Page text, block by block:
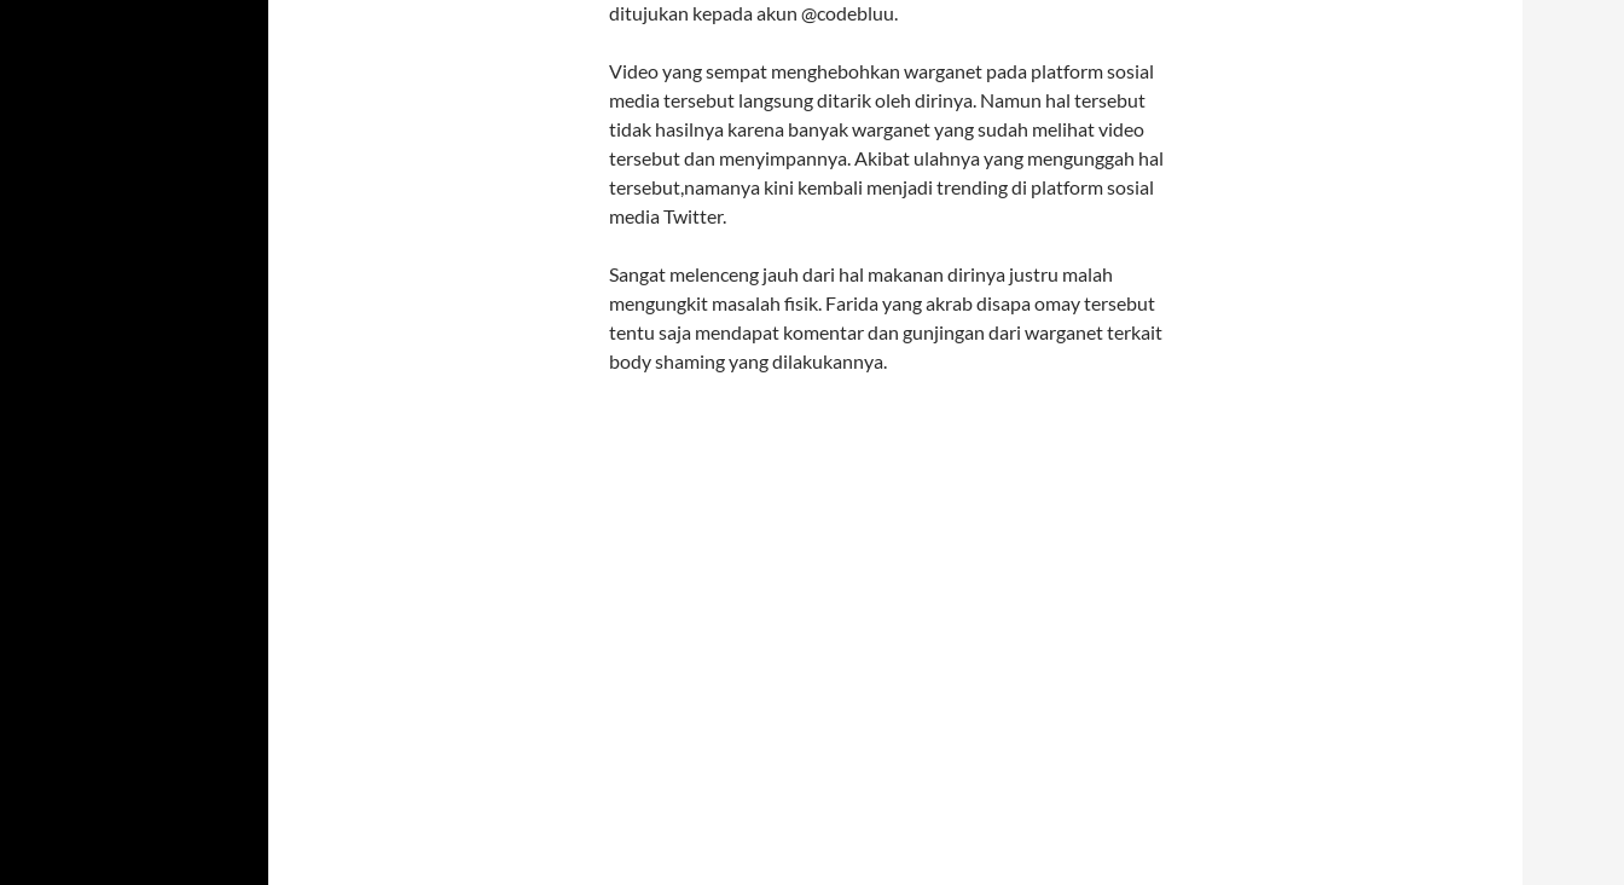
ditujukan kepada akun @codebluu.
Video yang sempat menghebohkan warganet pada platform sosial
media tersebut langsung ditarik oleh dirinya. Namun hal tersebut
tidak hasilnya karena banyak warganet yang sudah melihat video
tersebut dan menyimpannya. Akibat ulahnya yang mengunggah hal
tersebut,namanya kini kembali menjadi trending di platform sosial
media Twitter.
Sangat melenceng jauh dari hal makanan dirinya justru malah
mengungkit masalah fisik. Farida yang akrab disapa omay tersebut
tentu saja mendapat komentar dan gunjingan dari warganet terkait
body shaming yang dilakukannya.